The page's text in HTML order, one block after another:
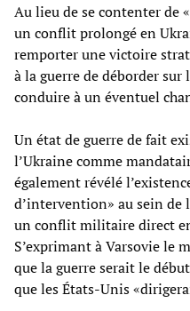
Au lieu de se contenter de
un conflit prolongé en
remporter une victoire
à la guerre de déborder
conduire à un éventuel
Un état de guerre de fait
l’Ukraine comme
également révélé
d’intervention» au sein
un conflit militaire direct
S’exprimant à Varsovie le
que la guerre serait le
que les États-Unis